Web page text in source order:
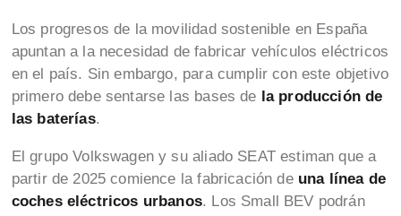
Los progresos de la movilidad sostenible en España
apuntan a la necesidad de fabricar vehículos eléctricos
en el país. Sin embargo, para cumplir con este objetivo
primero debe sentarse las bases de la producción de
las baterías.
El grupo Volkswagen y su aliado SEAT estiman que a
partir de 2025 comience la fabricación de una línea de
coches eléctricos urbanos. Los Small BEV podrán